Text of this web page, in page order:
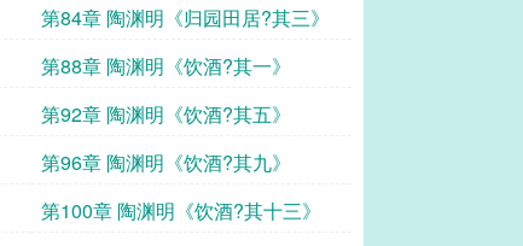
第84章 陶渊明《归园田居?其三》
第88章 陶渊明《饮酒?其一》
第92章 陶渊明《饮酒?其五》
第96章 陶渊明《饮酒?其九》
第100章 陶渊明《饮酒?其十三》